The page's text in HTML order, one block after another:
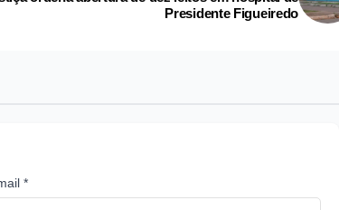
Presidente Figueiredo
*